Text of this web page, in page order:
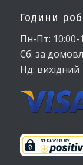
Години
Пн-Пт: 10:00-
Сб: за
Нд: вихідний